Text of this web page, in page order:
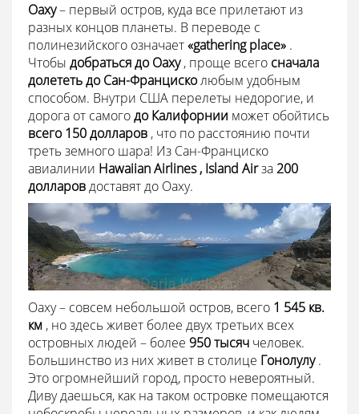
Оаху– первый остров, куда все прилетают из
разных концов планеты. В переводе с
полинезийского означает«gathering place» .
Чтобы добраться до Оаху, проще всего сначала
долететь до Сан-Францисколюбым удобным
способом. Внутри США перелеты недорогие, и
дорога от самогодо Калифорнии может обойтись
всего 150 долларов , что по расстоянию почти
треть земного шара! Из Сан-Франциско
авиалинии HawaiianAirlines , Island Airза200
долларовдоставят до Оаху.
Оаху – совсем небольшой остров, всего 1 545 кв.
км , но здесь живет более двух третьих всех
островных людей – более 950 тысяч человек.
Большинство из них живет в столице Гонолулу.
Это огромнейший город, просто невероятный.
Диву даешься, как на таком островке помещаются